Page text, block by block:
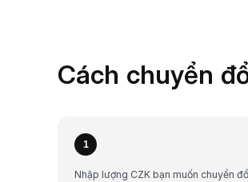
Cách chuyển
1
Nhập lượng CZK bạn muốn chuyển